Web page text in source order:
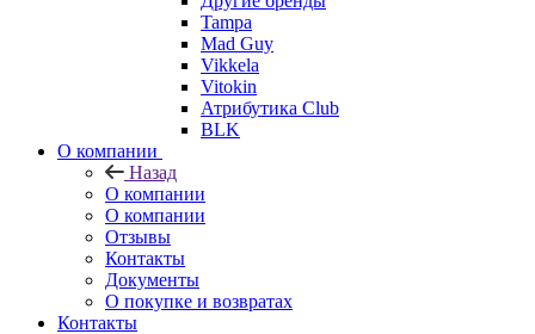
Tampa
Mad Guy
Vikkela
Vitokin
Атрибутика Club
BLK
О компании
Назад
О компании
О компании
Отзывы
Контакты
Документы
О покупке и возвратах
Контакты